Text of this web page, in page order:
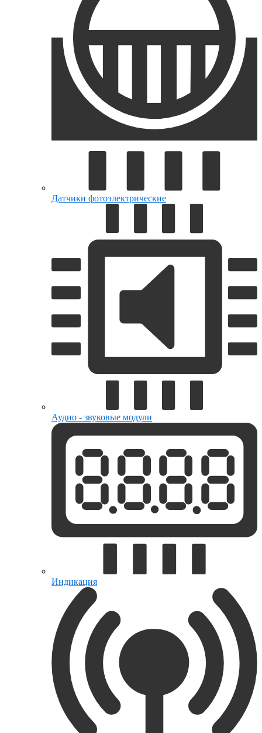
Датчики фотоэлектрические
Аудио - звуковые модули
Индикация